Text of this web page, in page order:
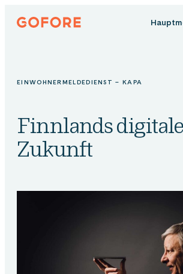
Zum
Inhalt
Gofore
in
EINWOHNERMELDEDIENST – KAPA
Finnlands digitale
Zukunft